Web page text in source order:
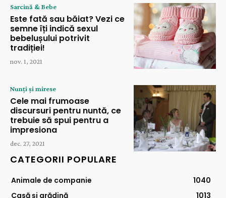
Sarcină & Bebe
Este fată sau băiat? Vezi ce
semne îți indică sexul
bebelușului potrivit
tradiției!
nov. 1, 2021
Nunți și mirese
Cele mai frumoase
discursuri pentru nuntă, ce
trebuie să spui pentru a
impresiona
dec. 27, 2021
CATEGORII POPULARE
Animale de companie
1040
Casă și grădină
1013